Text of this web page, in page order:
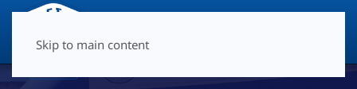
Skip to main content